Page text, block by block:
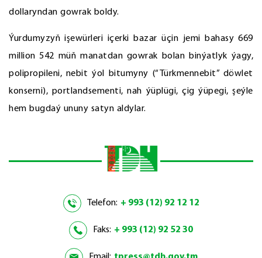
dollaryndan gowrak boldy.
Ýurdumyzyň işewürleri içerki bazar üçin jemi bahasy 669
million 542 müň manatdan gowrak bolan binýatlyk ýagy,
polipropileni, nebit ýol bitumyny (“Türkmennebit” döwlet
konserni), portlandsementi, nah ýüplügi, çig ýüpegi, şeýle
hem bugdaý ununy satyn aldylar.
Telefon: + 993 (12) 92 12 12
Faks: + 993 (12) 92 52 30